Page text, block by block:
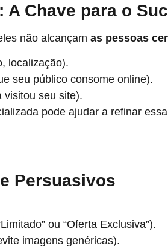
Chave para o
não alcançam as pessoas
localização).
seu público consome online).
visitou seu site).
pode ajudar a refinar
Persuasivos
ou “Oferta Exclusiva”).
imagens genéricas).